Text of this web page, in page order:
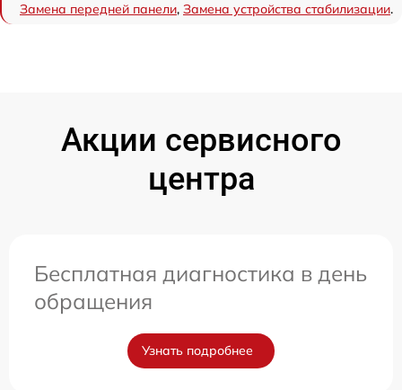
Замена передней панели, Замена устройства стабилизации.
Акции сервисного
центра
Бесплатная диагностика в день
обращения
Узнать подробнее